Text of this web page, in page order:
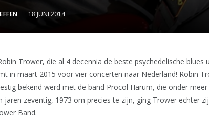
18 JUNI 2014
Trower, die al 4 decennia de beste psychedelische blues
in maart 2015 voor vier concerten naar Nederland! Robin
bekend werd met de band Procol Harum, die onder meer
jaren zeventig, 1973 om precies te zijn, ging Trower echter
Band.